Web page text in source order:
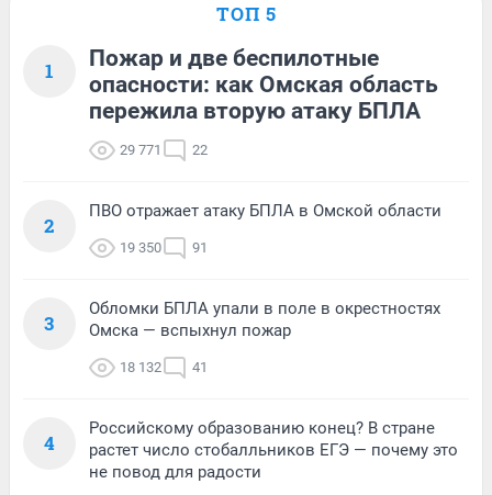
ТОП 5
1
Пожар и две беспилотные
опасности: как Омская область
пережила вторую атаку БПЛА
29 771 22
2
ПВО отражает атаку БПЛА в Омской области
19 350 91
3
Обломки БПЛА упали в поле в окрестностях
Омска — вспыхнул пожар
18 132 41
4
Российскому образованию конец? В стране
растет число стобалльников ЕГЭ — почему это
не повод для радости